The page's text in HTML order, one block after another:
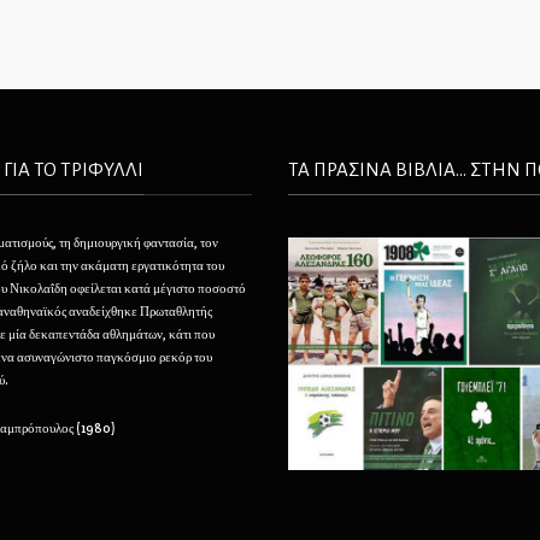
ΤΟ ΤΡΙΦΥΛΛΙ
τη δημιουργική φαντασία, τον
ζήλο και την ακάματη εργατικότητα του
Νικολαΐδη οφείλεται κατά μέγιστο ποσοστό
αναδείχθηκε Πρωταθλητής
μία δεκαπεντάδα αθλημάτων, κάτι που
ασυναγώνιστο παγκόσμιο ρεκόρ του
(1980)
Θέλουμε να φτιάξουμε τον Παναθηναϊκό μας σαν ένα
τεράστιο, αφάνταστο φάρο που να φαίνεται από τα
πέρατα της ελληνικής οικουμένης και που να
με την αίγλη του και να καθοδηγεί την νεότητα εις τους
μεγάλους κόλπους του.
– Μιχάλης Παπάζογλου (1929)
ΤΑ ΠΡΑΣΙΝΑ ΒΙΒΛΙΑ... ΣΤΗΝ